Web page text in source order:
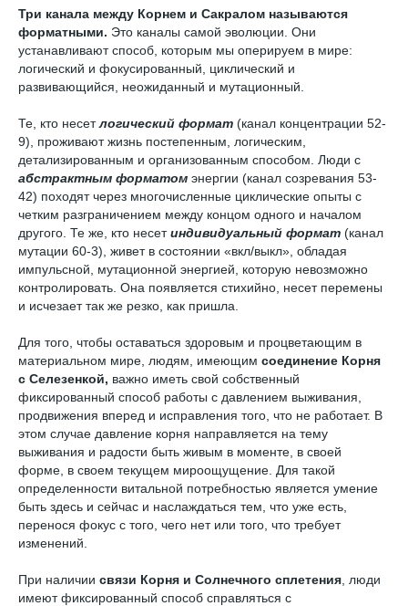
Три канала между Корнем и Сакралом называются
форматными. Это каналы самой эволюции. Они
устанавливают способ, которым мы оперируем в мире:
логический и фокусированный, циклический и
развивающийся, неожиданный и мутационный.
Те, кто несетлогический формат (канал концентрации 52-
9), проживают жизнь постепенным, логическим,
детализированным и организованным способом. Люди с
абстрактным форматом энергии (канал созревания 53-
42) походят через многочисленные циклические опыты с
четким разграничением между концом одного и началом
другого. Те же, кто несетиндивидуальный формат (канал
мутации 60-3), живет в состоянии «вкл/выкл», обладая
импульсной, мутационной энергией, которую невозможно
контролировать. Она появляется стихийно, несет перемены
и исчезает так же резко, как пришла.
Для того, чтобы оставаться здоровым и процветающим в
материальном мире, людям, имеющим соединение Корня
с Селезенкой, важно иметь свой собственный
фиксированный способ работы с давлением выживания,
продвижения вперед и исправления того, что не работает. В
этом случае давление корня направляется на тему
выживания и радости быть живым в моменте, в своей
форме, в своем текущем мироощущение. Для такой
определенности витальной потребностью является умение
быть здесь и сейчас и наслаждаться тем, что уже есть,
перенося фокус с того, чего нет или того, что требует
изменений.
При наличии связи Корня и Солнечного сплетения , люди
имеют фиксированный способ справляться с